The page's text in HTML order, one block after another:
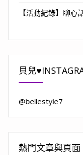
【活動紀錄】聊
貝兒
@bellestyle7
熱門文章與頁面